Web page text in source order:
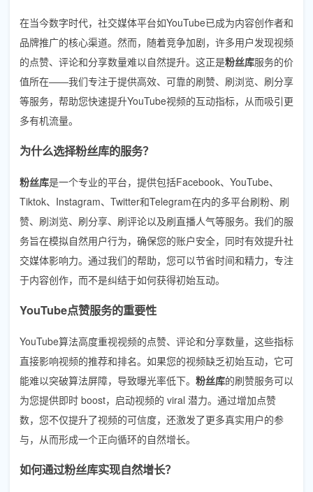
在当今数字时代，社交媒体平台如YouTube已成为内容创作者和
品牌推广的核心渠道。然而，随着竞争加剧，许多用户发现视频
的点赞、评论和分享数量难以自然提升。这正是粉丝库服务的价
值所在——我们专注于提供高效、可靠的刷赞、刷浏览、刷分享
等服务，帮助您快速提升YouTube视频的互动指标，从而吸引更
多有机流量。
为什么选择粉丝库的服务？
粉丝库是一个专业的平台，提供包括Facebook、YouTube、
Tiktok、Instagram、Twitter和Telegram在内的多平台刷粉、刷
赞、刷浏览、刷分享、刷评论以及刷直播人气等服务。我们的服
务旨在模拟自然用户行为，确保您的账户安全，同时有效提升社
交媒体影响力。通过我们的帮助，您可以节省时间和精力，专注
于内容创作，而不是纠结于如何获得初始互动。
YouTube点赞服务的重要性
YouTube算法高度重视视频的点赞、评论和分享数量，这些指标
直接影响视频的推荐和排名。如果您的视频缺乏初始互动，它可
能难以突破算法屏障，导致曝光率低下。 粉丝库的刷赞服务可以
为您提供即时 boost，启动视频的 viral 潜力。通过增加点赞
数，您不仅提升了视频的可信度，还激发了更多真实用户的参
与，从而形成一个正向循环的自然增长。
如何通过粉丝库实现自然增长？